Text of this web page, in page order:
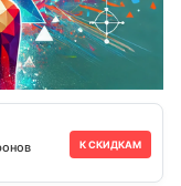
К СКИДКАМ